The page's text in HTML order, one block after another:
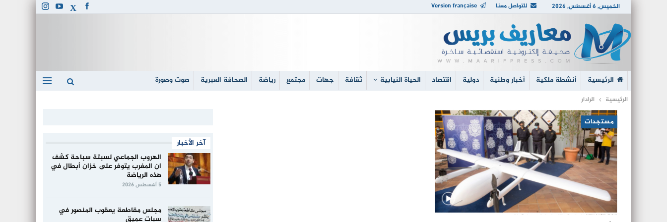
الخميس, 6 أغسطس, 2026 للتواصل معنا Version française
الرئيسية أنشطة ملكية أخبار وطنية دولية اقتصاد الحياة النيابية ثقافة جهات مجتمع رياضة الصحافة العبرية صوت وصورة
الرئيسية الرادار
مستجدات
آخر الأخبار
الهروب الجماعي لسبتة سباحة كشف
ان المغرب يتوفر على خزان أبطال في
هذه الرياضة
5 أغسطس 2026
مجلس مقاطعة يعقوب المنصور في
سبات عميق